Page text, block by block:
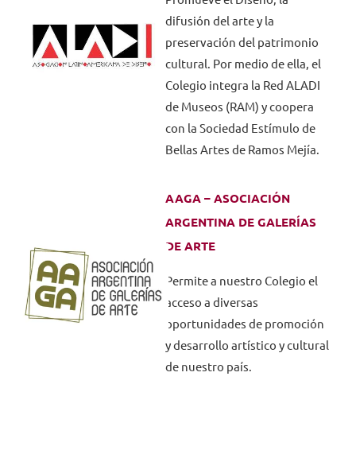
difusión del arte y la
preservación del patrimonio
cultural. Por medio de ella, el
Colegio integra la Red ALADI
de Museos (RAM) y coopera
con la Sociedad Estímulo de
Bellas Artes de Ramos Mejía.
AAGA – ASOCIACIÓN
ARGENTINA DE GALERÍAS
DE ARTE
Permite a nuestro Colegio el
acceso a diversas
oportunidades de promoción
y desarrollo artístico y cultural
de nuestro país.